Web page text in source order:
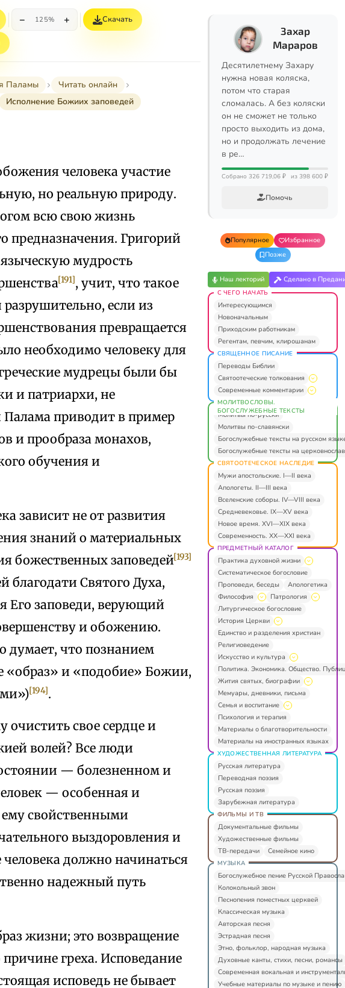
− 125% + Скачать
Паламы
Читать онлайн
Исполнение Божиих заповедей
человека участие
но реальную природу.
всю свою жизнь
предназначения. Григорий
мудрость
[191], учит, что такое
если из
превращается
необходимо человеку для
мудрецы были бы
и патриархи, не
приводит в пример
и прообраза монахов,
обучения и
зависит не от развития
знаний о материальных
божественных заповедей[193]
Святого Духа,
Его заповеди, верующий
и обожению.
думает, что познанием
«образ» и «подобие» Божии,
[194].
свое сердце и
волей? Все люди
— болезненном и
— особенная и
свойственными
выздоровления и
должно начинаться
надежный путь
жизни; это возвращение
греха. Исповедание
исповедь не бывает
Захар
Мараров
Десятилетнему Захару
нужна новая коляска,
потом что старая
сломалась. А без коляски
он не сможет не только
просто выходить из дома,
но и продолжать лечение
в ре…
Собрано 326 719,06 ₽ из 398 600 ₽
Помочь
Популярное
Избранное
Позже
Наш лекторий Сделано в
С ЧЕГО НАЧАТЬ
Интересующимся
Новоначальным
Приходским работникам
Регентам, певчим, клирошанам
СВЯЩЕННОЕ ПИСАНИЕ
Переводы Библии
Святоотеческие толкования
Современные комментарии
МОЛИТВОСЛОВЫ.
БОГОСЛУЖЕБНЫЕ ТЕКСТЫ
Молитвы по-русски
Молитвы по-славянски
Богослужебные тексты на русском
Богослужебные тексты на
СВЯТООТЕЧЕСКОЕ НАСЛЕДИЕ
Мужи апостольские. I—II века
Апологеты. II—III века
Вселенские соборы. IV—VIII века
Средневековье. IX—XV века
Новое время. XVI—XIX века
Современность. XX—XXI века
ПРЕДМЕТНЫЙ КАТАЛОГ
Практика духовной жизни
Систематическое богословие
Проповеди, беседы
Апологетика
Философия
Патрология
Литургическое богословие
История Церкви
Единство и разделения христиан
Религиоведение
Искусство и культура
Политика. Экономика. Общество.
Жития святых, биографии
Мемуары, дневники, письма
Семья и воспитание
Психология и терапия
Материалы о благотворительности
Материалы на иностранных языках
ХУДОЖЕСТВЕННАЯ ЛИТЕРАТУРА
Русская литература
Переводная поэзия
Русская поэзия
Зарубежная литература
ФИЛЬМЫ И ТВ
Документальные фильмы
Художественные фильмы
ТВ-передачи
Семейное кино
МУЗЫКА
Богослужебное пение Русской
Колокольный звон
Песнопения поместных церквей
Классическая музыка
Авторская песня
Эстрадная песня
Этно, фольклор, народная музыка
Духовные канты, стихи, песни, романсы
Современная вокальная и
Учебные материалы по музыке и пению